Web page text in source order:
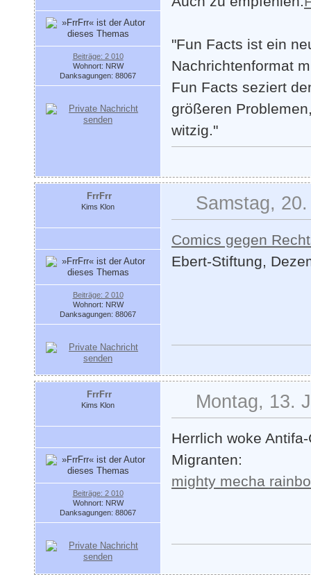
Beiträge: 2 010
Wohnort: NRW
Danksagungen: 88067
"Fun Facts ist ein
Nachrichtenformat
Fun Facts seziert
größeren
witzig."
FrrFrr
Kims Klon
Beiträge: 2 010
Wohnort: NRW
Danksagungen: 88067
Samstag,
Comics gegen
Ebert-Stiftung,
FrrFrr
Kims Klon
Beiträge: 2 010
Wohnort: NRW
Danksagungen: 88067
Montag, 13.
Herrlich woke
Migranten:
mighty mecha